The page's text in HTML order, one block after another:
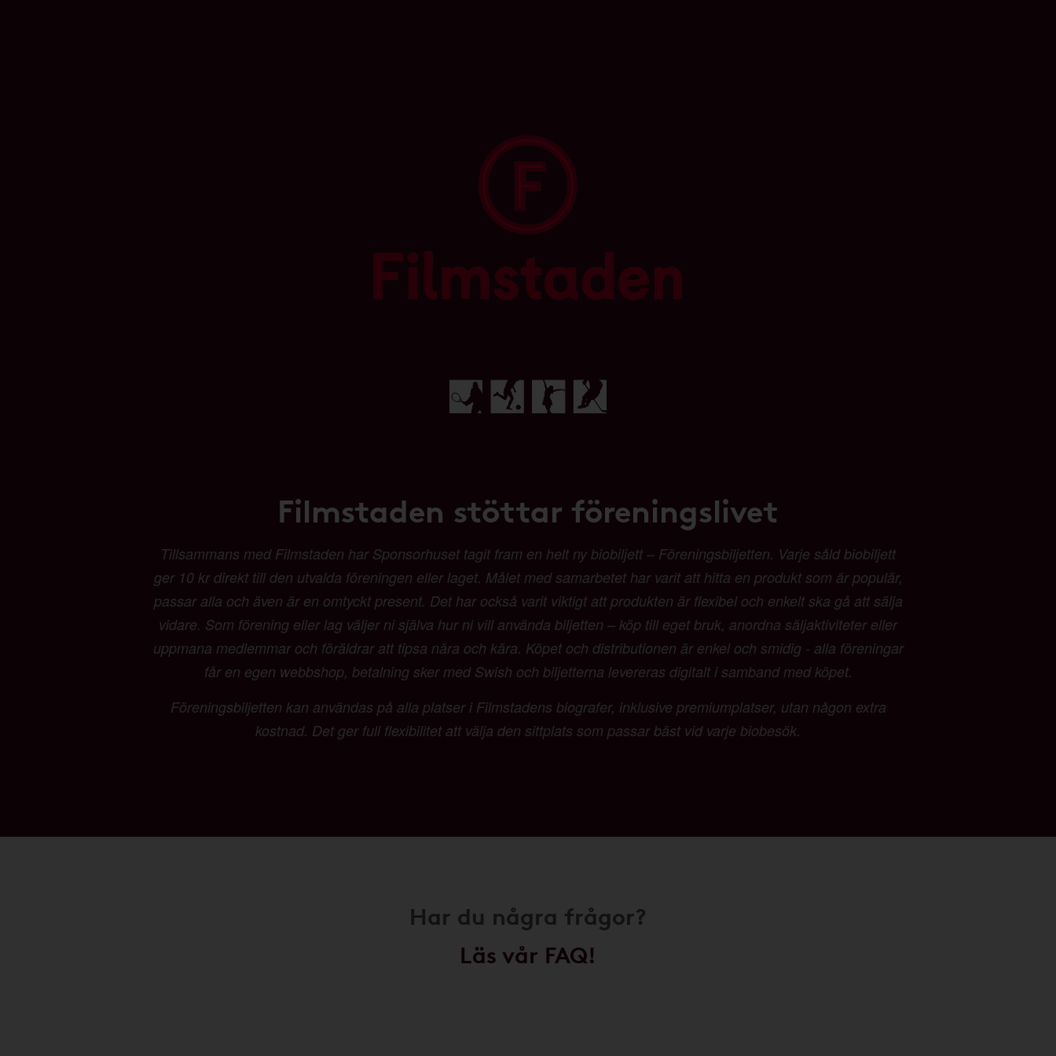
Filmstaden stöttar föreningslivet
Tillsammans med Filmstaden har Sponsorhuset tagit fram en helt ny biobiljett – Föreningsbiljetten. Varje såld biobiljett
ger 10 kr direkt till den utvalda föreningen eller laget. Målet med samarbetet har varit att hitta en produkt som är populär,
passar alla och även är en omtyckt present. Det har också varit viktigt att produkten är flexibel och enkelt ska gå att sälja
vidare. Som förening eller lag väljer ni själva hur ni vill använda biljetten – köp till eget bruk, anordna säljaktiviteter eller
uppmana medlemmar och föräldrar att tipsa nära och kära. Köpet och distributionen är enkel och smidig - alla föreningar
får en egen webbshop, betalning sker med Swish och biljetterna levereras digitalt i samband med köpet.
Föreningsbiljetten kan användas på alla platser i Filmstadens biografer, inklusive premiumplatser, utan någon extra
kostnad. Det ger full flexibilitet att välja den sittplats som passar bäst vid varje biobesök.
Har du några frågor?
Läs vår FAQ!